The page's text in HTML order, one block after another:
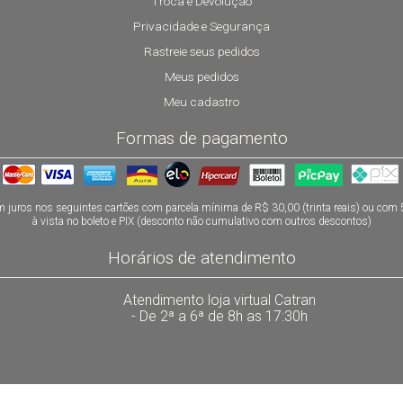
Privacidade e Segurança
Rastreie seus pedidos
Meus pedidos
Meu cadastro
Formas de pagamento
juros nos seguintes cartões com parcela mínima de R$ 30,00 (trinta reais) ou com
à vista no boleto e PIX (desconto não cumulativo com outros descontos)
Horários de atendimento
Atendimento loja virtual Catran
- De 2ª a 6ª de 8h as 17:30h